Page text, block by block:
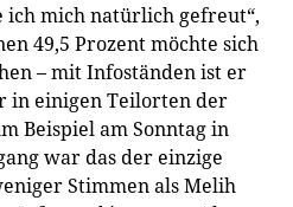
ich mich natürlich gefreut“,
49,5 Prozent möchte sich
– mit Infoständen ist er
in einigen Teilorten der
Beispiel am Sonntag in
war das der einzige
Stimmen als Melih